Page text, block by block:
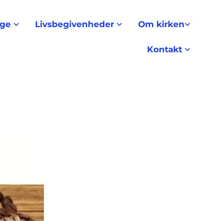
Livsbegivenheder Om kirken
Kontakt